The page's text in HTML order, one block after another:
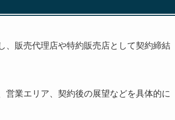
、販売代理店や特約販売店として契約締結
営業エリア、契約後の展望などを具体的に